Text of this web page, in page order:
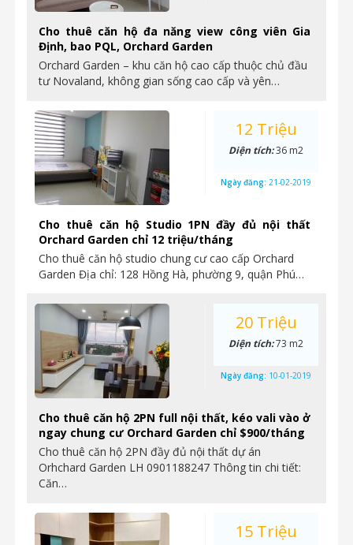
Cho thuê căn hộ đa năng view công viên Gia
Định, bao PQL, Orchard Garden
Orchard Garden – khu căn hộ cao cấp thuộc chủ đầu
tư Novaland, không gian sống cao cấp và yên…
Cho thuê căn hộ Studio 1PN đầy đủ nội thất
Orchard Garden chỉ 12 triệu/tháng
Cho thuê căn hộ studio chung cư cao cấp Orchard
Garden Địa chỉ: 128 Hồng Hà, phường 9, quận Phú…
12 Triệu
Diện tích:36 m2
Ngày đăng: 21-02-2019
Cho thuê căn hộ 2PN full nội thất, kéo vali vào ở
ngay chung cư Orchard Garden chỉ $900/tháng
Cho thuê căn hộ 2PN đầy đủ nội thất dự án
Orhchard Garden LH 0901188247 Thông tin chi tiết:
Căn…
20 Triệu
Diện tích:73 m2
Ngày đăng: 10-01-2019
15 Triệu